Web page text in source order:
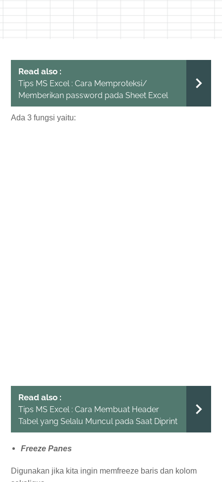
Read also :
Tips MS Excel : Cara Memproteksi/
Memberikan password pada Sheet Excel
Ada 3 fungsi yaitu:
Read also :
Tips MS Excel : Cara Membuat Header
Tabel yang Selalu Muncul pada Saat Diprint
Freeze Panes
Digunakan jika kita ingin memfreeze baris dan kolom